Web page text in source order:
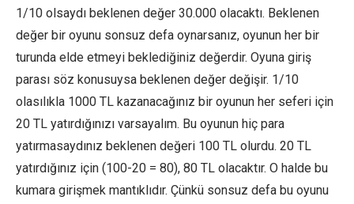
1/10 olsaydı beklenen değer 30.000 olacaktı. Beklenen
değer bir oyunu sonsuz defa oynarsanız, oyunun her bir
turunda elde etmeyi beklediğiniz değerdir. Oyuna giriş
parası söz konusuysa beklenen değer değişir. 1/10
olasılıkla 1000 TL kazanacağınız bir oyunun her seferi için
20 TL yatırdığınızı varsayalım. Bu oyunun hiç para
yatırmasaydınız beklenen değeri 100 TL olurdu. 20 TL
yatırdığınız için (100-20 = 80), 80 TL olacaktır. O halde bu
kumara girişmek mantıklıdır. Çünkü sonsuz defa bu oyunu